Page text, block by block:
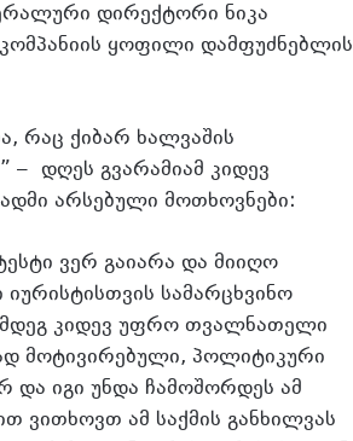
დირექტორი ნიკა
ყოფილი დამფუძნებლის
რაც ქიბარ ხალვაშის
– დღეს გვარამიამ კიდევ
არსებული მოთხოვნები:
ვერ გაიარა და მიიღო
სამარცხვინო
კიდევ უფრო თვალნათელი
მოტივირებული, პოლიტიკური
და იგი უნდა ჩამოშორდეს ამ
ვითხოვთ ამ საქმის განხილვას